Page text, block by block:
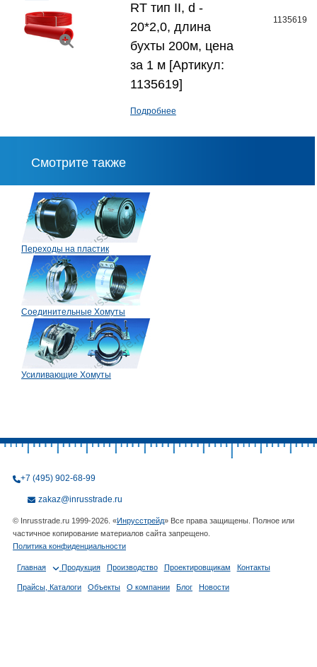
RT тип II, d -
20*2,0, длина
бухты 200м, цена
за 1 м [Артикул:
1135619]
Подробнее
1135619
Смотрите также
Переходы на пластик
Соединительные Хомуты
Усиливающие Хомуты
+7 (495) 902-68-99
zakaz@inrusstrade.ru
© Inrusstrade.ru 1999-2026. «Инрусстрейд» Все права защищены. Полное или
частичное копирование материалов сайта запрещено.
Политика конфиденциальности
Главная Продукция Производство Проектировщикам Контакты
Прайсы, Каталоги Объекты О компании Блог Новости